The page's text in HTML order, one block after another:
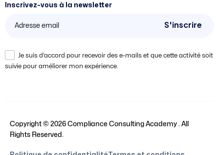
Inscrivez-vous à la newsletter
S'inscrire
Je suis d’accord pour recevoir des e-mails et que cette activité soit
suivie pour améliorer mon expérience.
Copyright ©2026Compliance Consulting Academy . All
Rights Reserved.